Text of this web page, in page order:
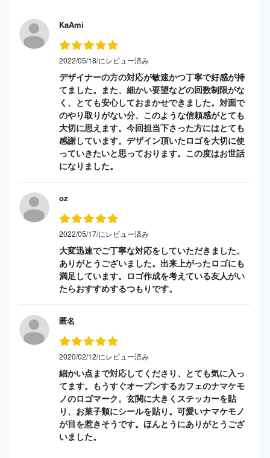
KaAmi
2022/05/18/にレビュー済み
デザイナーの方の対応が敏速かつ丁寧で好感が持
てました。また、細かい要望などの回数制限がな
く、とても安心しておまかせできました。対面で
のやり取りがない分、このような信頼感がとても
大切に思えます。今回担当下さった方にはとても
感謝しています。デザイン頂いたロゴを大切に使
っていきたいと思っております。この度はお世話
になりました。
oz
2022/05/17/にレビュー済み
大変迅速でご丁寧な対応をしていただきました。
ありがとうございました。出来上がったロゴにも
満足しています。ロゴ作成を考えている友人がい
たらおすすめするつもりです。
匿名
2020/02/12/にレビュー済み
細かい点まで対応してくださり、とても気に入っ
てます。もうすぐオープンするカフェのナマケモ
ノのロゴマーク。玄関に大きくステッカーを貼
り、お菓子類にシールを貼り。可愛いナマケモノ
が目を惹きそうです。ほんとうにありがとうござ
いました。